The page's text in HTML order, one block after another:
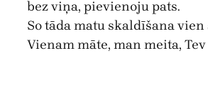
bez viņa, pievienoju pats.
So tāda matu skaldīšana vien
Vienam māte, man meita,